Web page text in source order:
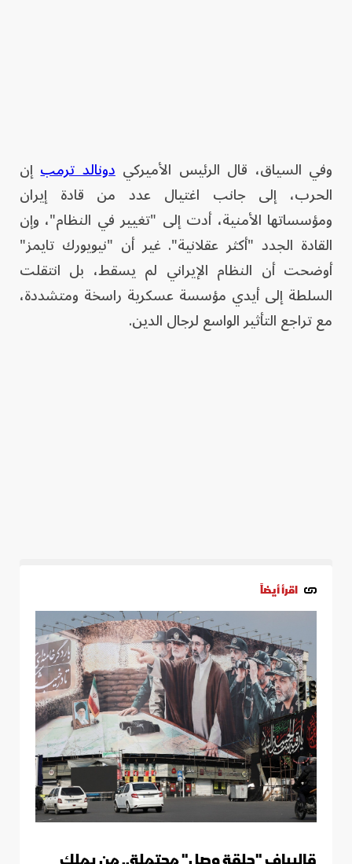
وفي السياق، قال الرئيس الأميركيدونالد ترمبإن
الحرب، إلى جانب اغتيال عدد من قادة إيران
ومؤسساتها الأمنية، أدت إلى "تغيير في النظام"، وإن
القادة الجدد "أكثر عقلانية". غير أن "نيويورك تايمز"
أوضحت أن النظام الإيراني لم يسقط، بل انتقلت
السلطة إلى أيدي مؤسسة عسكرية راسخة ومتشددة،
مع تراجع التأثير الواسع لرجال الدين.
اقرأ أيضاً